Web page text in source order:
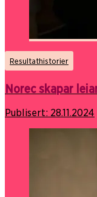
Resultathistorier
Norec skapar
Publisert: 28.11.2024